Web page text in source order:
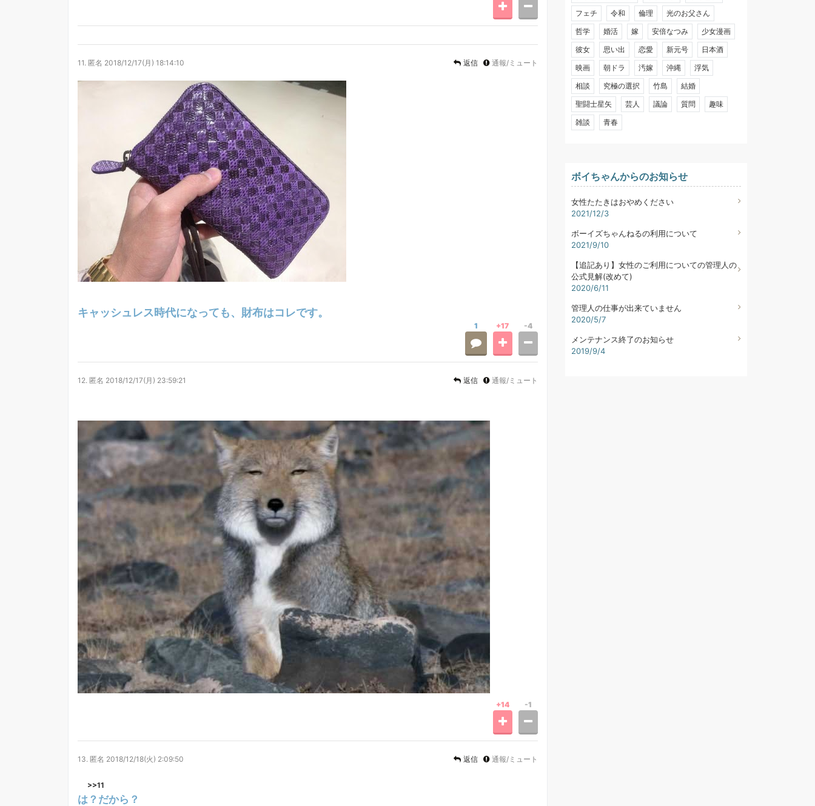
11. 匿名 2018/12/17(月) 18:14:10 返信 通報/ミュート
キャッシュレス時代になっても、財布はコレです。
1 +17 -4
12. 匿名 2018/12/17(月) 23:59:21 返信 通報/ミュート
+14 -1
13. 匿名 2018/12/18(火) 2:09:50 返信 通報/ミュート
>>11
は？だから？
フェチ
令和 倫理
光のお父さん
哲学
婚活 嫁 安倍なつみ
少女漫画
彼女
思い出 恋愛 新元号
日本酒
映画
朝ドラ 汚嫁 沖縄
浮気
相談
究極の選択 竹島
結婚
聖闘士星矢
芸人 議論 質問
趣味
雑談
青春
ボイちゃんからのお知らせ
女性たたきはおやめください
2021/12/3
ボーイズちゃんねるの利用について
2021/9/10
【追記あり】女性のご利用についての管理人の
公式見解(改めて)
2020/6/11
管理人の仕事が出来ていません
2020/5/7
メンテナンス終了のお知らせ
2019/9/4